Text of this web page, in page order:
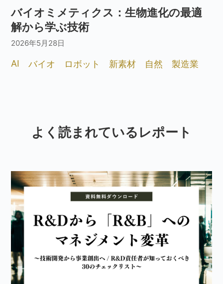
バイオミメティクス：生物進化の最適
解から学ぶ技術
2026年5月28日
AI バイオ ロボット 新素材 自然 製造業
よく読まれているレポート